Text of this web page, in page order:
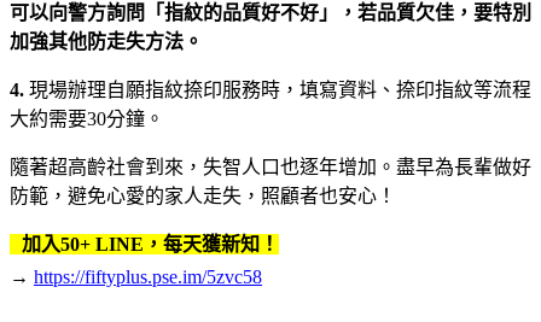
可以向警方詢問「指紋的品質好不好」，若品質欠佳，要特別
加強其他防走失方法。
4. 現場辦理自願指紋捺印服務時，填寫資料、捺印指紋等流程
大約需要30分鐘。
隨著超高齡社會到來，失智人口也逐年增加。盡早為長輩做好
防範，避免心愛的家人走失，照顧者也安心！
加入50+ LINE，每天獲新知！
→ https://fiftyplus.pse.im/5zvc58